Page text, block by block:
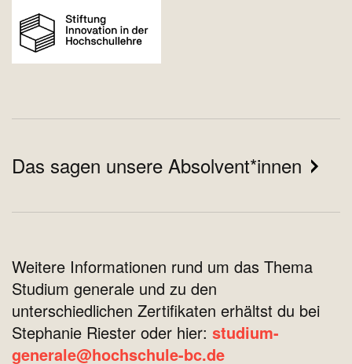
Das sagen unsere Absolvent*innen
Weitere Informationen rund um das Thema
Studium generale und zu den
unterschiedlichen Zertifikaten erhältst du bei
Stephanie Riester oder hier: studium-
generale@hochschule-bc.de